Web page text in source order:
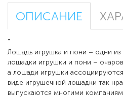
ОПИСАНИЕ
"
Лошадь игрушка и пони – одни
лошадки игрушки и пони –
а лошади игрушки
виде игрушечной лошадки так
выпускаются многими